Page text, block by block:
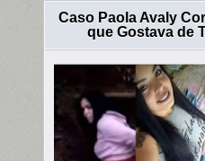
Caso Paola Avaly
que Gostava de